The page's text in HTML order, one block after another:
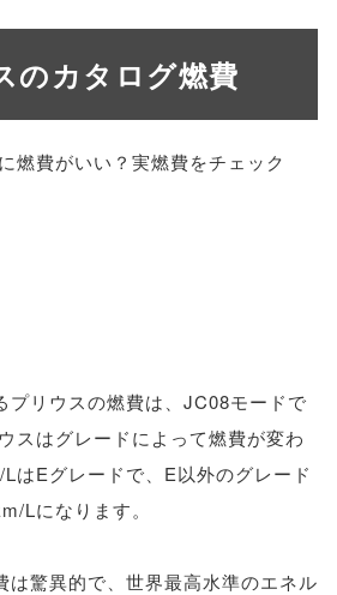
のカタログ燃費
プリウスの燃費は、JC08モードで
スはグレードによって燃費が変わ
はEグレードで、E以外のグレード
Lになります。
は驚異的で、世界最高水準のエネル